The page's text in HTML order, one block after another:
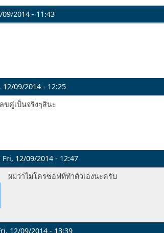
09/2014 - 11:43
12/09/2014 - 12:25
ขคู่เป็นจริงๆสินะ
Fri, 12/09/2014 - 12:47
ผมว่าไมโครซอฟท์ทำตัวเองนะครับ
12/09/2014 - 13:39